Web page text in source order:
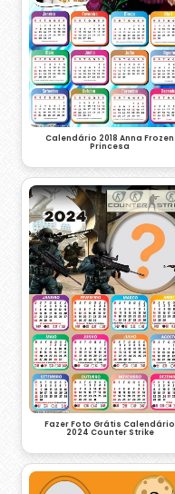
Calendário 2018 Anna Frozen
Princesa
Fazer Foto Grátis Calendário
2024 Counter Strike